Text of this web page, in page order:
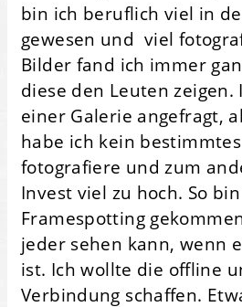
bin ich beruflich viel in
gewesen und viel
Bilder fand ich immer
diese den Leuten
einer Galerie angefragt,
habe ich kein
fotografiere und zum
Invest viel zu hoch. So
Framespotting
jeder sehen kann, wenn
ist. Ich wollte die offline
Verbindung schaffen.